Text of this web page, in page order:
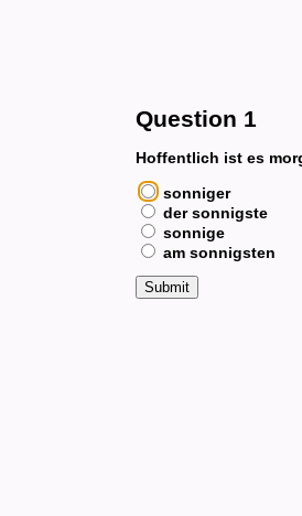
Question 1
Hoffentlich ist es
sonniger
der sonnigste
sonnige
am sonnigsten